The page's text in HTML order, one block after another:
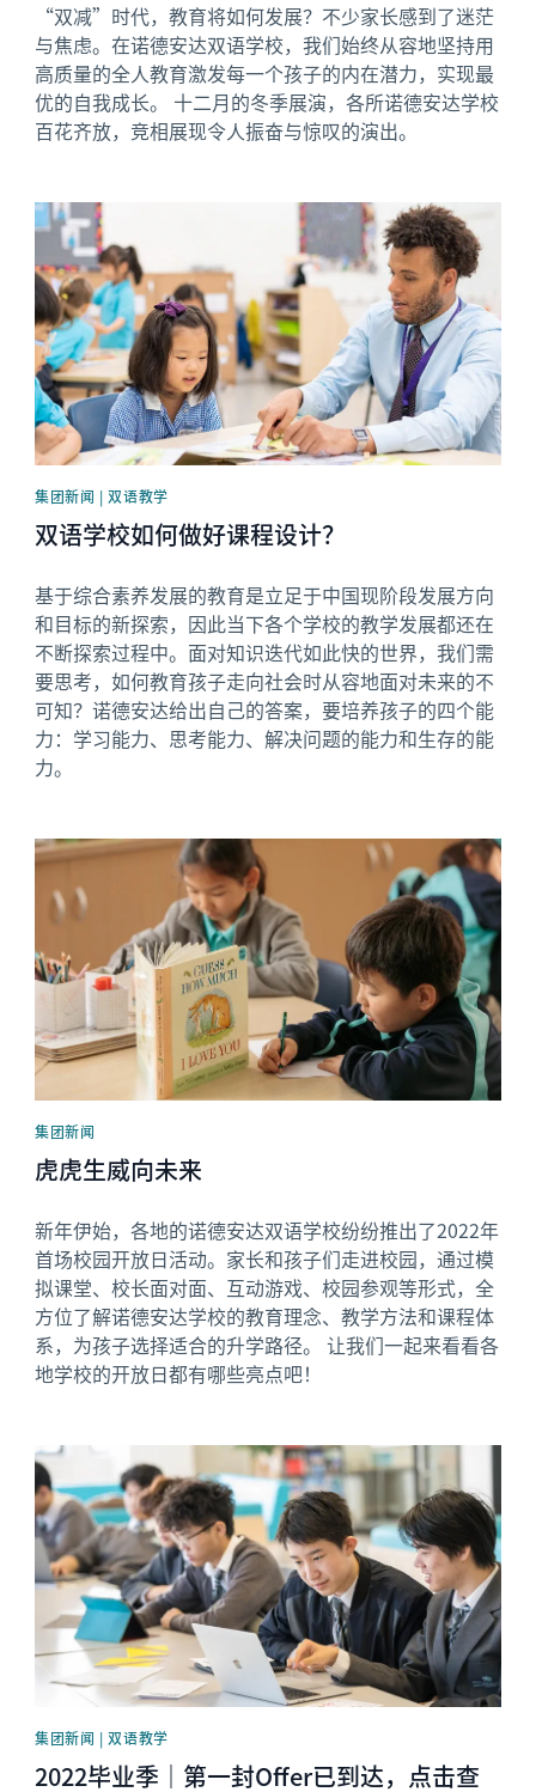
“双减”时代，教育将如何发展？不少家长感到了迷茫
与焦虑。在诺德安达双语学校，我们始终从容地坚持用
高质量的全人教育激发每一个孩子的内在潜力，实现最
优的自我成长。 十二月的冬季展演，各所诺德安达学校
百花齐放，竞相展现令人振奋与惊叹的演出。
News image
集团新闻 | 双语教学
双语学校如何做好课程设计？
基于综合素养发展的教育是立足于中国现阶段发展方向
和目标的新探索，因此当下各个学校的教学发展都还在
不断探索过程中。面对知识迭代如此快的世界，我们需
要思考，如何教育孩子走向社会时从容地面对未来的不
可知？诺德安达给出自己的答案，要培养孩子的四个能
力：学习能力、思考能力、解决问题的能力和生存的能
力。
News image
集团新闻
虎虎生威向未来
新年伊始，各地的诺德安达双语学校纷纷推出了2022年
首场校园开放日活动。家长和孩子们走进校园，通过模
拟课堂、校长面对面、互动游戏、校园参观等形式，全
方位了解诺德安达学校的教育理念、教学方法和课程体
系，为孩子选择适合的升学路径。 让我们一起来看看各
地学校的开放日都有哪些亮点吧！
News image
集团新闻 | 双语教学
2022毕业季｜第一封Offer已到达，点击查